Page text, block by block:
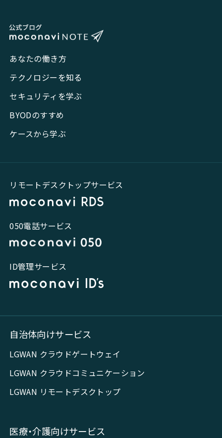
あなたの働き方
テクノロジーを知る
セキュリティを学ぶ
BYODのすすめ
ケースから学ぶ
リモートデスクトップサービス
050電話サービス
ID管理サービス
自治体向けサービス
LGWAN クラウドゲートウェイ
LGWAN クラウドコミュニケーション
LGWAN リモートデスクトップ
医療・介護向けサービス